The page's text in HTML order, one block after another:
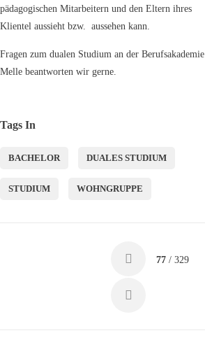
pädagogischen Mitarbeitern und den Eltern ihres
Klientel aussieht bzw. aussehen kann.
Fragen zum dualen Studium an der Berufsakademie
Melle beantworten wir gerne.
Tags In
BACHELOR DUALES STUDIUM
STUDIUM WOHNGRUPPE
77 / 329